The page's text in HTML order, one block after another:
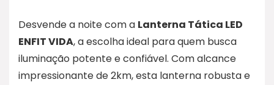
Desvende a noite com a Lanterna Tática LED
ENFIT VIDA, a escolha ideal para quem busca
iluminação potente e confiável. Com alcance
impressionante de 2km, esta lanterna robusta e